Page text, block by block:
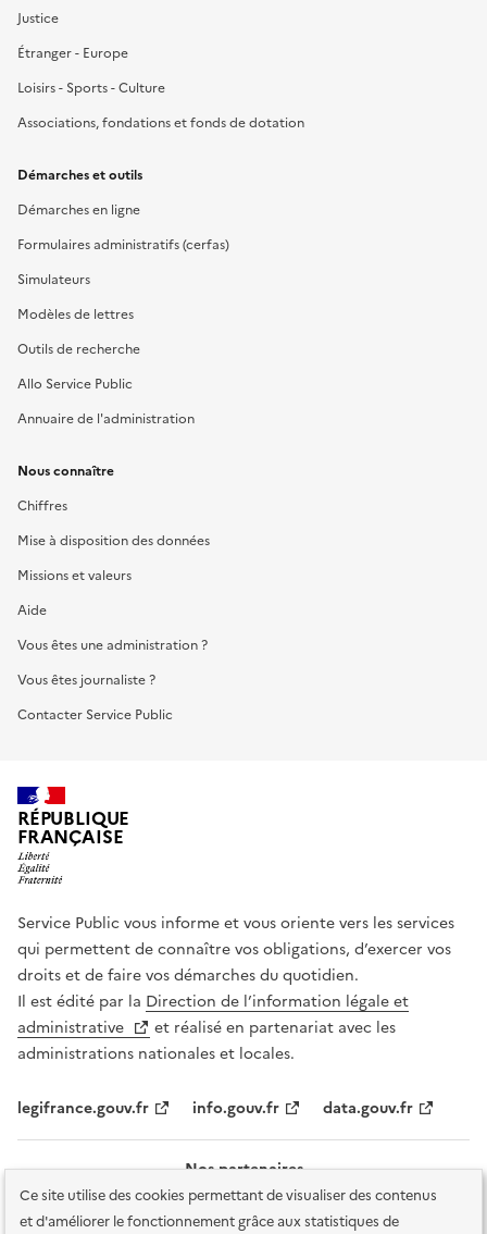
Ce site utilise des cookies permettant de visualiser des contenus
et d'améliorer le fonctionnement grâce aux statistiques de
Justice
Étranger - Europe
Loisirs - Sports - Culture
Associations, fondations et fonds de dotation
Démarches et outils
Démarches en ligne
Formulaires administratifs (cerfas)
Simulateurs
Modèles de lettres
Outils de recherche
Allo Service Public
Annuaire de l'administration
Nous connaître
Chiffres
Mise à disposition des données
Missions et valeurs
Aide
Vous êtes une administration ?
Vous êtes journaliste ?
Contacter Service Public
RÉPUBLIQUE
FRANÇAISE
Service Public vous informe et vous oriente vers les services
qui permettent de connaître vos obligations, d’exercer vos
droits et de faire vos démarches du quotidien.
Il est édité par la Direction de l’information légale et
administrative
et réalisé en partenariat avec les
administrations nationales et locales.
legifrance.gouv.fr info.gouv.fr data.gouv.fr
Nos partenaires